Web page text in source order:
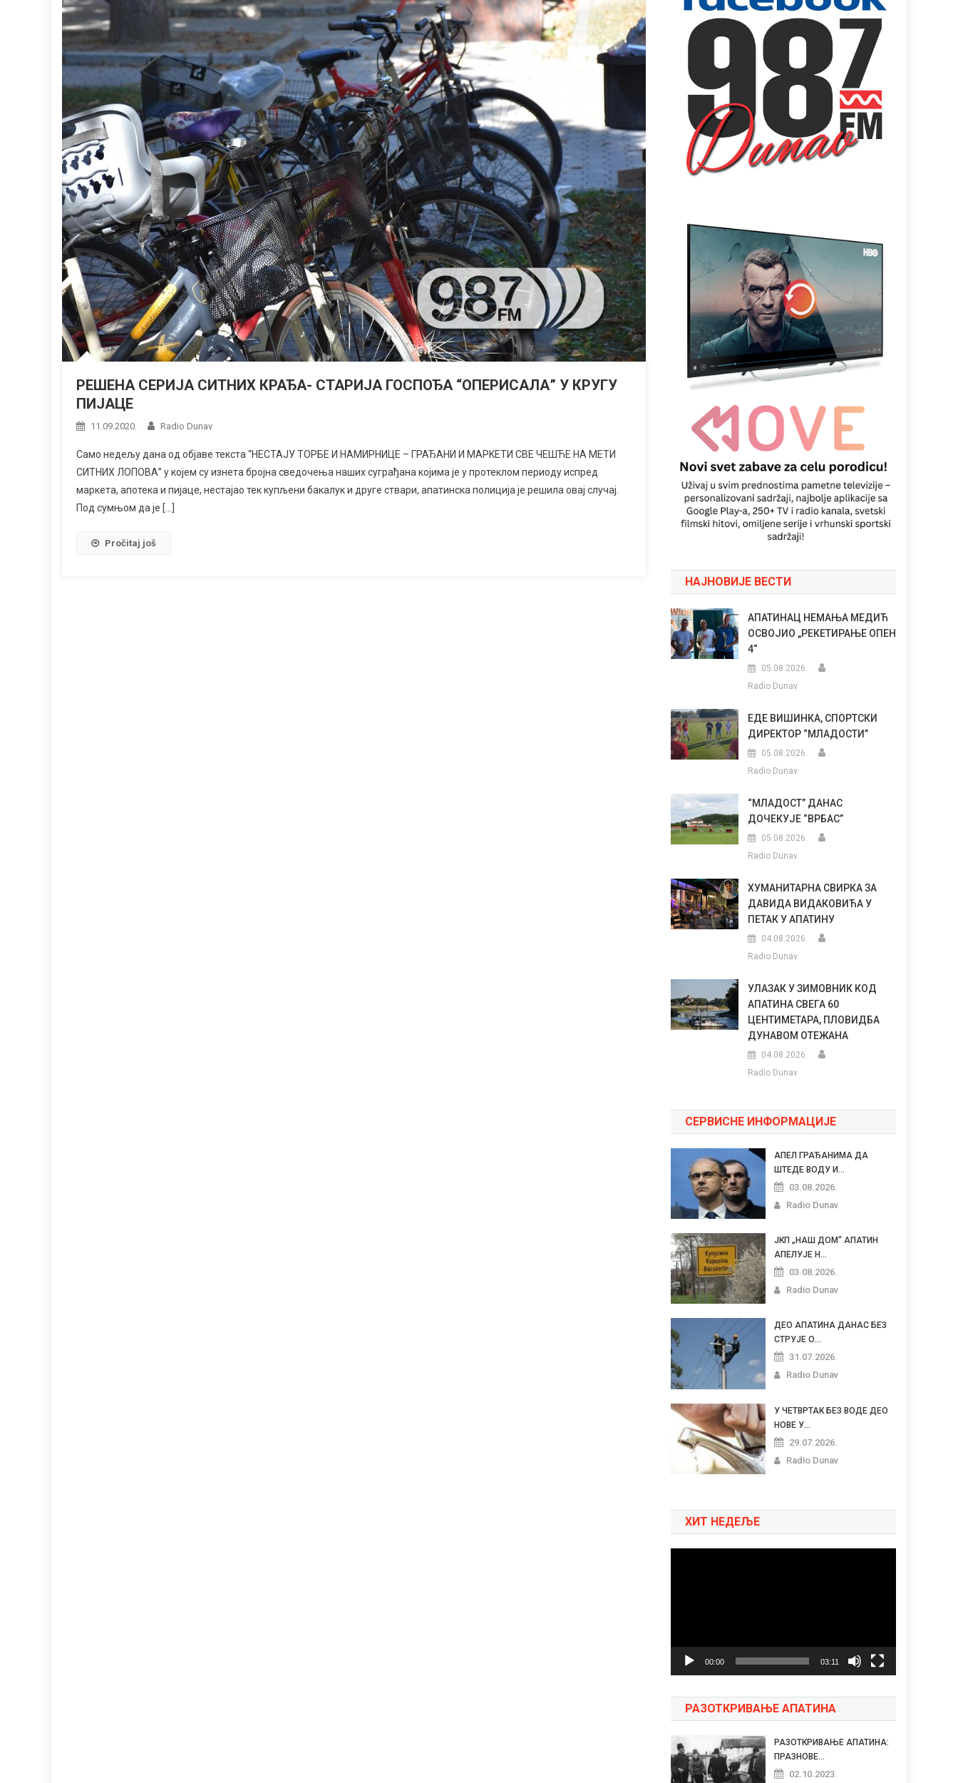
РЕШЕНА СЕРИЈА СИТНИХ КРАЂА- СТАРИЈА ГОСПОЂА “ОПЕРИСАЛА” У КРУГУ
ПИЈАЦЕ
11.09.2020. Radio Dunav
Само недељу дана од објаве текста “НЕСТАЈУ ТОРБЕ И НАМИРНИЦЕ – ГРАЂАНИ И МАРKЕТИ СВЕ ЧЕШЋЕ НА МЕТИ
СИТНИХ ЛОПОВА” у којем су изнета бројна сведочења наших суграђана којима је у протеклом периоду испред
маркета, апотека и пијаце, нестајао тек купљени бакалук и друге ствари, апатинска полиција је решила овај случај.
Под сумњом да је […]
Pročitaj još
НАЈНОВИЈЕ ВЕСТИ
АПАТИНАЦ НЕМАЊА МЕДИЋ
ОСВОЈИО „РЕКЕТИРАЊЕ ОПЕН
4“
05.08.2026.
Radio Dunav
ЕДЕ ВИШИНКА, СПОРТСКИ
ДИРЕКТОР “МЛАДОСТИ”
05.08.2026.
Radio Dunav
“МЛАДОСТ” ДАНАС
ДОЧЕКУЈЕ “ВРБАС”
05.08.2026.
Radio Dunav
ХУМАНИТАРНА СВИРКА ЗА
ДАВИДА ВИДАКОВИЋА У
ПЕТАК У АПАТИНУ
04.08.2026.
Radio Dunav
УЛАЗАК У ЗИМОВНИК КОД
АПАТИНА СВЕГА 60
ЦЕНТИМЕТАРА, ПЛОВИДБА
ДУНАВОМ ОТЕЖАНА
04.08.2026.
Radio Dunav
СЕРВИСНЕ ИНФОРМАЦИЈЕ
АПЕЛ ГРАЂАНИМА ДА
ШТЕДЕ ВОДУ И...
03.08.2026.
Radio Dunav
ЈКП „НАШ ДОМ“ АПАТИН
АПЕЛУЈЕ Н...
03.08.2026.
Radio Dunav
ДЕО АПАТИНА ДАНАС БЕЗ
СТРУЈЕ О...
31.07.2026.
Radio Dunav
У ЧЕТВРТАК БЕЗ ВОДЕ ДЕО
НОВЕ У...
29.07.2026.
Radio Dunav
ХИТ НЕДЕЉЕ
00:00 03:11
РАЗОТКРИВАЊЕ АПАТИНА
РАЗОТКРИВАЊЕ АПАТИНА:
ПРАЗНОВЕ...
02.10.2023.